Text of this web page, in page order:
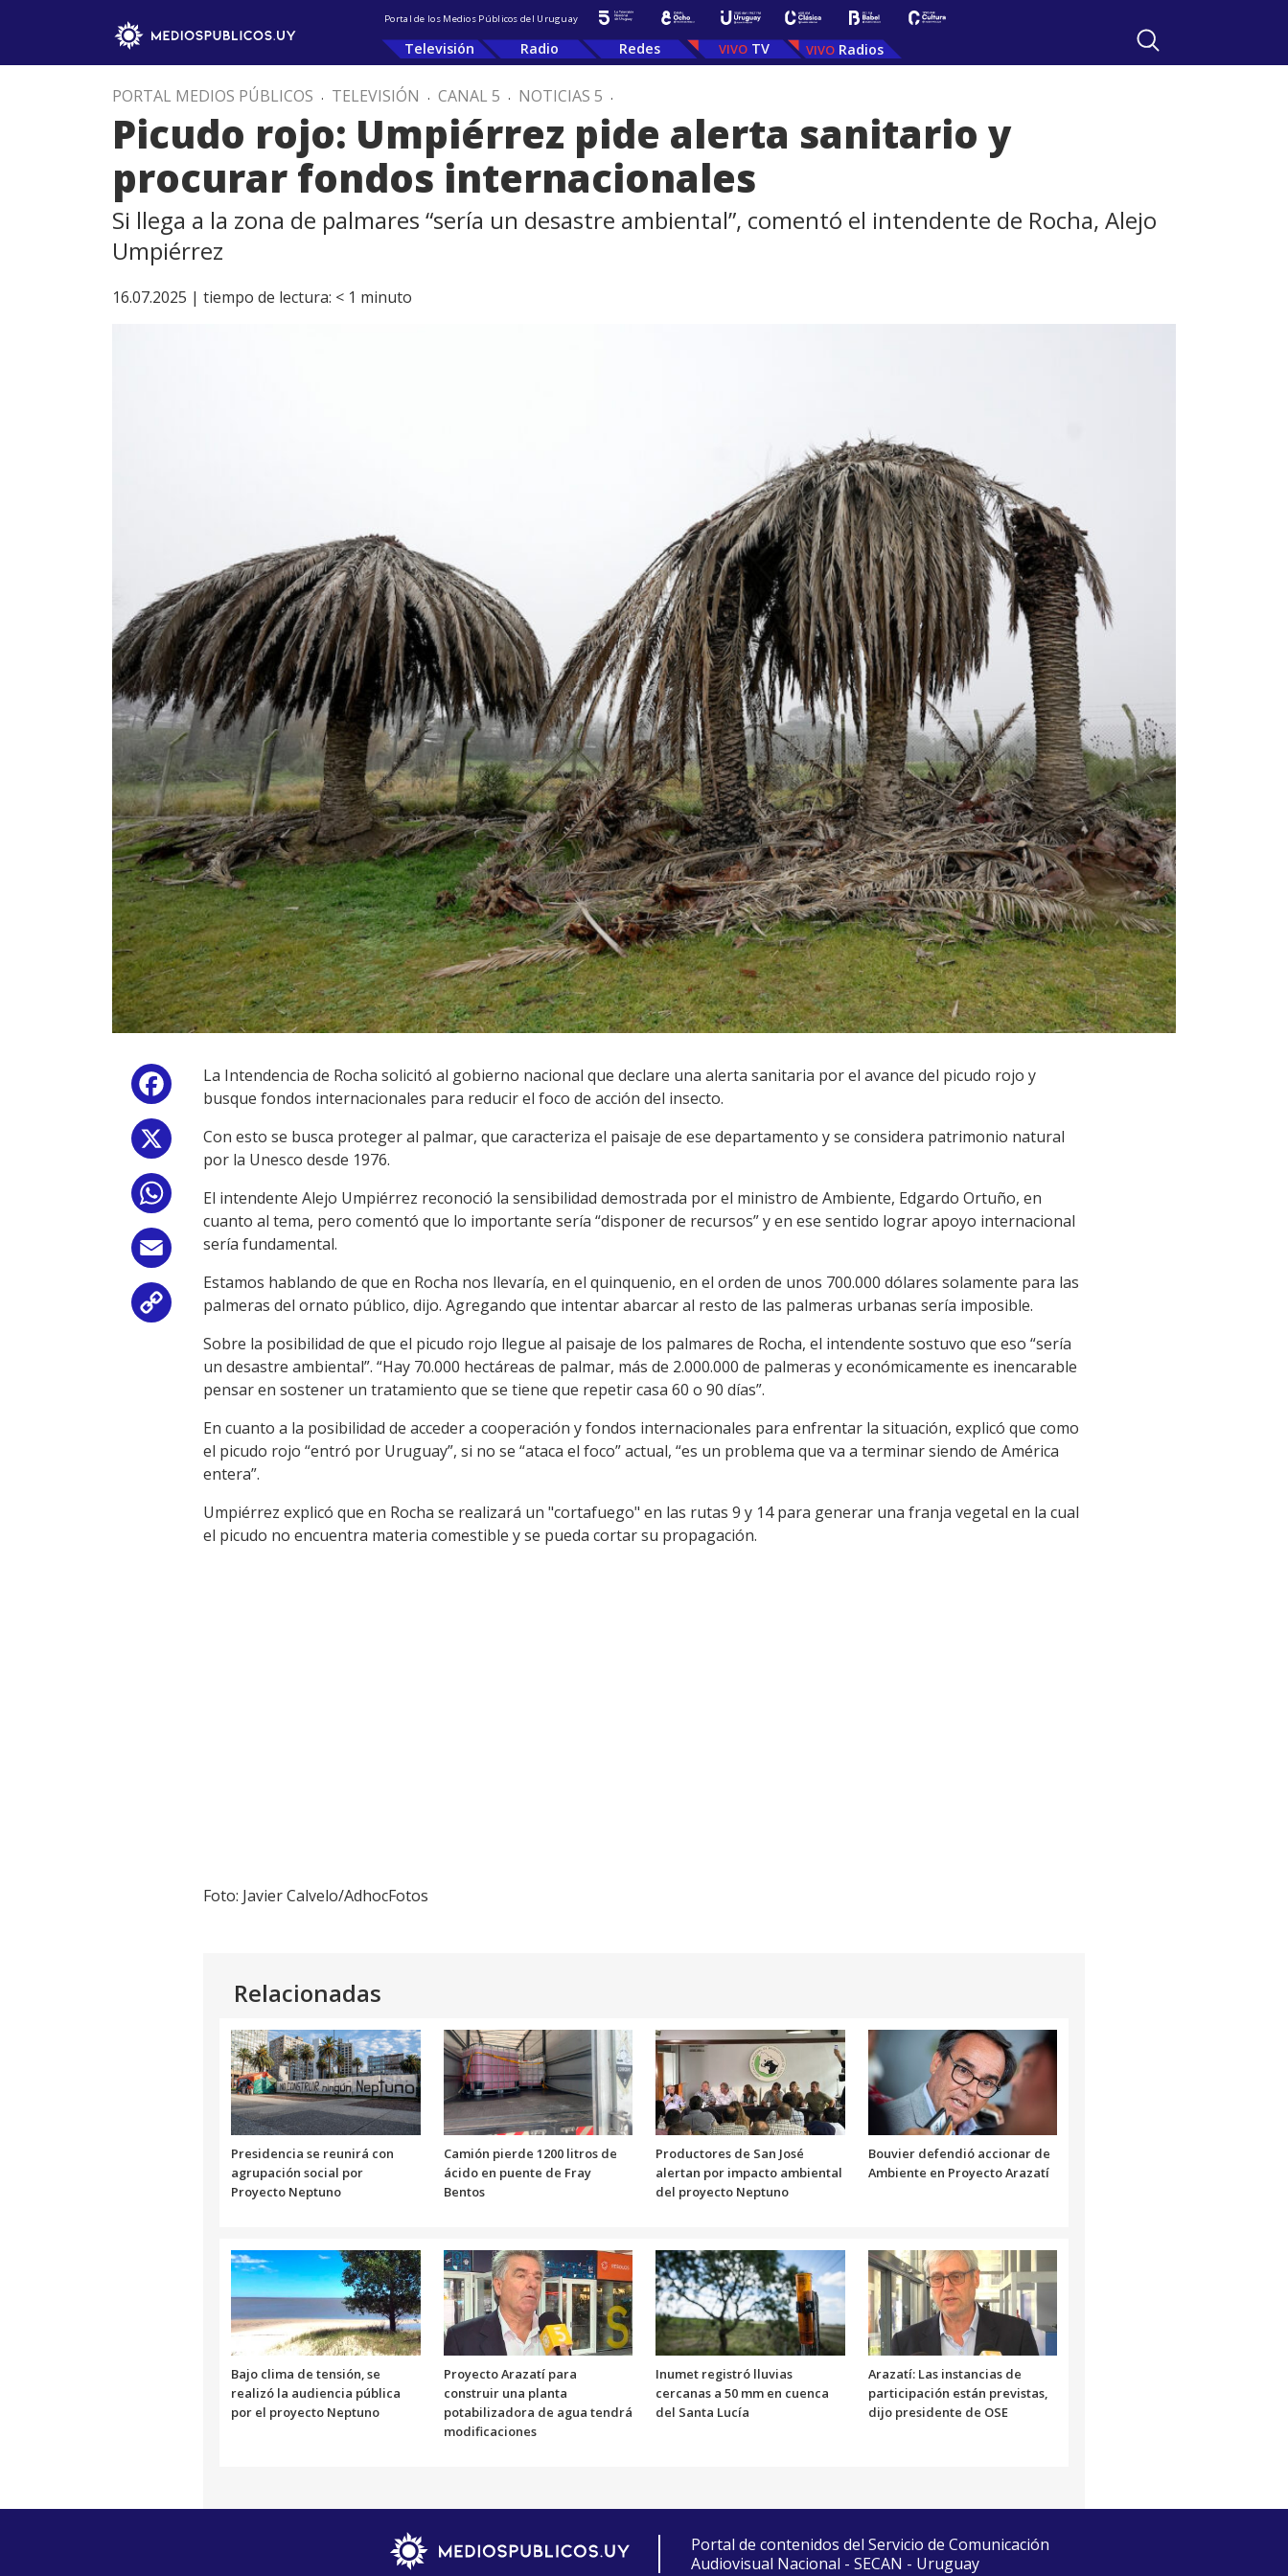
Portal de los Medios Públicos del Uruguay
Televisión Radio Redes TV Radios
PORTAL MEDIOS PÚBLICOS . TELEVISIÓN . CANAL 5 . NOTICIAS 5 .
Picudo rojo: Umpiérrez pide alerta sanitario y
procurar fondos internacionales
Si llega a la zona de palmares “sería un desastre ambiental”, comentó el intendente de Rocha, Alejo
Umpiérrez
16.07.2025 | tiempo de lectura: < 1 minuto
Facebook
WhatsApp
Email
Copy
Link
La Intendencia de Rocha solicitó al gobierno nacional que declare una alerta sanitaria por el avance del picudo rojo y
busque fondos internacionales para reducir el foco de acción del insecto.
Con esto se busca proteger al palmar, que caracteriza el paisaje de ese departamento y se considera patrimonio natural
por la Unesco desde 1976.
El intendente Alejo Umpiérrez reconoció la sensibilidad demostrada por el ministro de Ambiente, Edgardo Ortuño, en
cuanto al tema, pero comentó que lo importante sería “disponer de recursos” y en ese sentido lograr apoyo internacional
sería fundamental.
Estamos hablando de que en Rocha nos llevaría, en el quinquenio, en el orden de unos 700.000 dólares solamente para las
palmeras del ornato público, dijo. Agregando que intentar abarcar al resto de las palmeras urbanas sería imposible.
Sobre la posibilidad de que el picudo rojo llegue al paisaje de los palmares de Rocha, el intendente sostuvo que eso “sería
un desastre ambiental”. “Hay 70.000 hectáreas de palmar, más de 2.000.000 de palmeras y económicamente es inencarable
pensar en sostener un tratamiento que se tiene que repetir casa 60 o 90 días”.
En cuanto a la posibilidad de acceder a cooperación y fondos internacionales para enfrentar la situación, explicó que como
el picudo rojo “entró por Uruguay”, si no se “ataca el foco” actual, “es un problema que va a terminar siendo de América
entera”.
Umpiérrez explicó que en Rocha se realizará un "cortafuego" en las rutas 9 y 14 para generar una franja vegetal en la cual
el picudo no encuentra materia comestible y se pueda cortar su propagación.
Foto: Javier Calvelo/AdhocFotos
Relacionadas
Presidencia se reunirá con
agrupación social por
Proyecto Neptuno
Camión pierde 1200 litros de
ácido en puente de Fray
Bentos
Productores de San José
alertan por impacto ambiental
del proyecto Neptuno
Bouvier defendió accionar de
Ambiente en Proyecto Arazatí
Bajo clima de tensión, se
realizó la audiencia pública
por el proyecto Neptuno
Proyecto Arazatí para
construir una planta
potabilizadora de agua tendrá
modificaciones
Inumet registró lluvias
cercanas a 50 mm en cuenca
del Santa Lucía
Arazatí: Las instancias de
participación están previstas,
dijo presidente de OSE
Portal de contenidos del Servicio de Comunicación
Audiovisual Nacional - SECAN - Uruguay